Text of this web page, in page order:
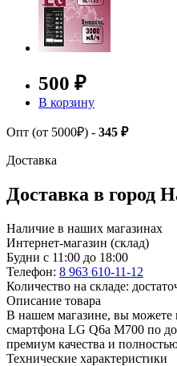
500 ₽
В корзину
Опт (от 5000₽) - 345 ₽
Доставка
Доставка в город
Наличие в наших магазинах
Интернет-магазин (склад)
Будни с 11:00 до 18:00
Телефон: 8 963 610-11-12
Количество на складе:
Описание товара
В нашем магазине, вы можете
смартфона LG Q6a M700 по
премиум качества и
Технические характеристики